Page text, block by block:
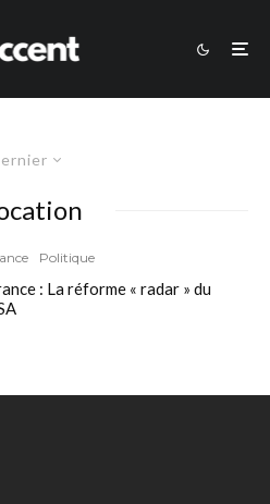
Politique
: La réforme « radar » du